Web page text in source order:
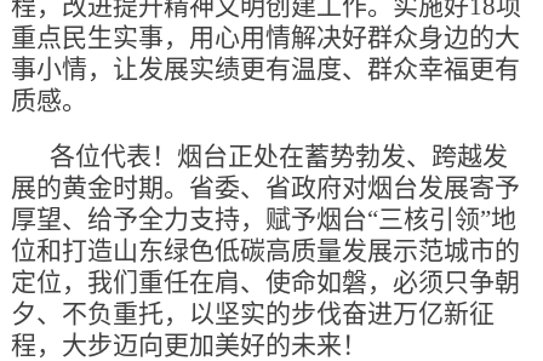
重点民生实事，用心用情解决好群众身边的大
事小情，让发展实绩更有温度、群众幸福更有
质感。
各位代表！烟台正处在蓄势勃发、跨越发
展的黄金时期。省委、省政府对烟台发展寄予
厚望、给予全力支持，赋予烟台“三核引领”地
位和打造山东绿色低碳高质量发展示范城市的
定位，我们重任在肩、使命如磐，必须只争朝
夕、不负重托，以坚实的步伐奋进万亿新征
程，大步迈向更加美好的未来！